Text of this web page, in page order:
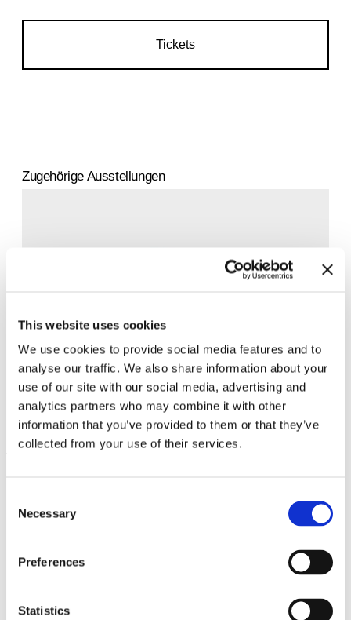
This website uses cookies
We use cookies to provide social media features and to
analyse our traffic. We also share information about your
use of our site with our social media, advertising and
analytics partners who may combine it with other
information that you’ve provided to them or that they’ve
collected from your use of their services.
Selection
Necessary
Preferences
Statistics
Tickets
Zugehörige Ausstellungen
Sandra Vásquez de la Horra.
Soy Energía
14.11.25 – 17.5.26
Bleiben Sie auf dem Laufenden und erfahren